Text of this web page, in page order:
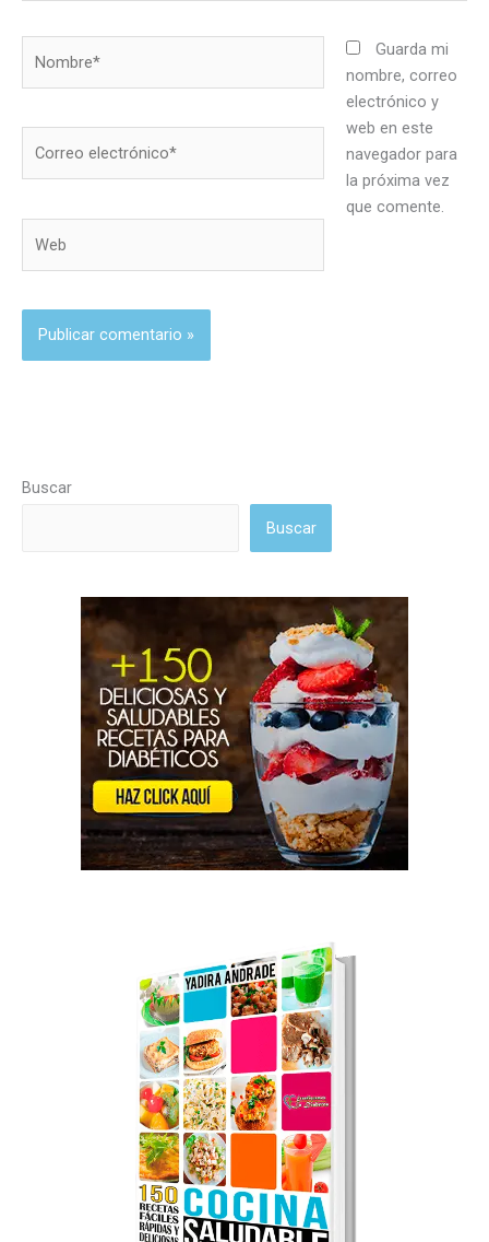
Guarda mi
nombre, correo
electrónico y
web en este
navegador para
la próxima vez
que comente.
Buscar
Buscar